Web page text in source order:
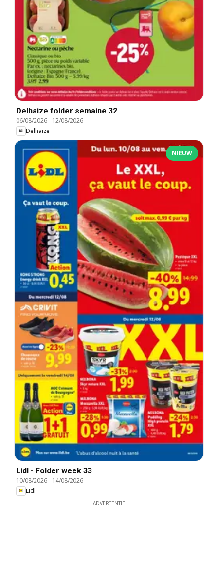
Delhaize folder semaine 32
06/08/2026- 12/08/2026
Delhaize
NIEUW
Lidl - Folder week 33
10/08/2026- 14/08/2026
Lidl
ADVERTENTIE